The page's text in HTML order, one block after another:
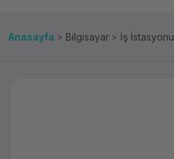
Anasayfa Bilgisayar İş İstasyonu